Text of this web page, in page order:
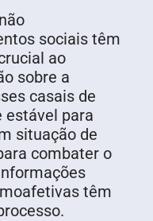
sociais têm
ao
sobre a
casais de
estável para
situação de
combater o
têm